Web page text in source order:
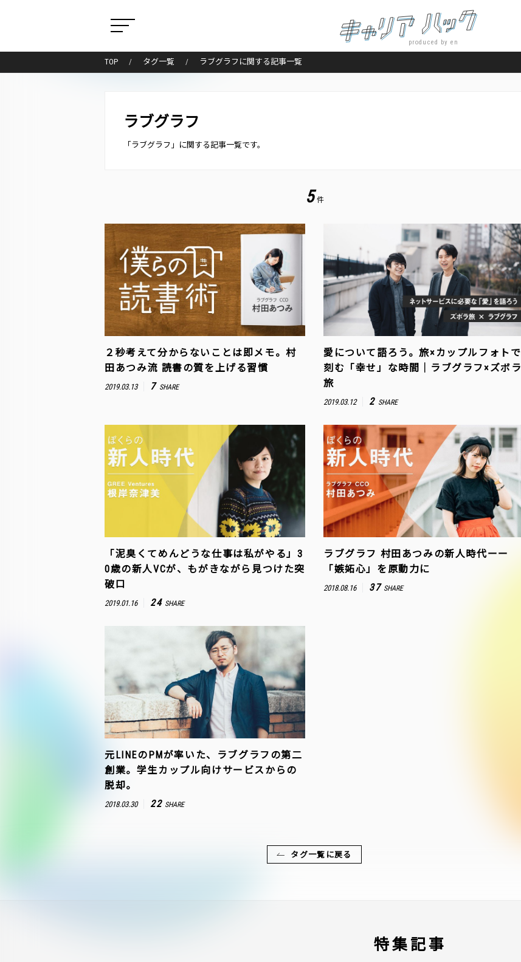
produced by en
TOP タグ一覧 ラブグラフに関する記事一覧
ラブグラフ
「ラブグラフ」に関する記事一覧です。
5 件
２秒考えて分からないことは即メモ。村
田あつみ流 読書の質を上げる習慣
2019.03.13 7 SHARE
愛について語ろう。旅×カップルフォトで
刻む「幸せ」な時間｜ラブグラフ×ズボラ
旅
2019.03.12 2 SHARE
「泥臭くてめんどうな仕事は私がやる」3
0歳の新人VCが、もがきながら見つけた突
破口
2019.01.16 24 SHARE
ラブグラフ 村田あつみの新人時代ーー
「嫉妬心」を原動力に
2018.08.16 37 SHARE
元LINEのPMが率いた、ラブグラフの第二
創業。学生カップル向けサービスからの
脱却。
2018.03.30 22 SHARE
タグ一覧に戻る
特集記事